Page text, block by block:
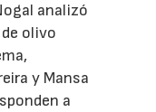
analizó
olivo
y Mansa
a